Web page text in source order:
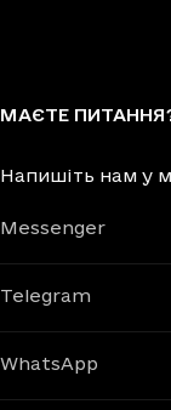
МАЄТЕ
Напишіть нам у
Messenger
Telegram
WhatsApp